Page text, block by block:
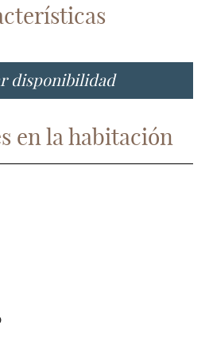
disponibilidad
en la habitación